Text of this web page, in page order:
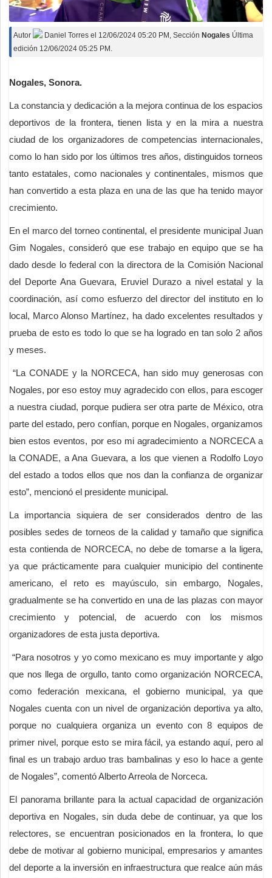
Autor Daniel Torres el 12/06/2024 05:20 PM , Sección Nogales Última
edición 12/06/2024 05:25 PM.
Nogales, Sonora.
La constancia y dedicación a la mejora continua de los espacios
deportivos de la frontera, tienen lista y en la mira a nuestra
ciudad de los organizadores de competencias internacionales,
como lo han sido por los últimos tres años, distinguidos torneos
tanto estatales, como nacionales y continentales, mismos que
han convertido a esta plaza en una de las que ha tenido mayor
crecimiento.
En el marco del torneo continental, el presidente municipal Juan
Gim Nogales, consideró que ese trabajo en equipo que se ha
dado desde lo federal con la directora de la Comisión Nacional
del Deporte Ana Guevara, Eruviel Durazo a nivel estatal y la
coordinación, así como esfuerzo del director del instituto en lo
local, Marco Alonso Martínez, ha dado excelentes resultados y
prueba de esto es todo lo que se ha logrado en tan solo 2 años
y meses.
“La CONADE y la NORCECA, han sido muy generosas con
Nogales, por eso estoy muy agradecido con ellos, para escoger
a nuestra ciudad, porque pudiera ser otra parte de México, otra
parte del estado, pero confían, porque en Nogales, organizamos
bien estos eventos, por eso mi agradecimiento a NORCECA a
la CONADE, a Ana Guevara, a los que vienen a Rodolfo Loyo
del estado a todos ellos que nos dan la confianza de organizar
esto”, mencionó el presidente municipal.
La importancia siquiera de ser considerados dentro de las
posibles sedes de torneos de la calidad y tamaño que significa
esta contienda de NORCECA, no debe de tomarse a la ligera,
ya que prácticamente para cualquier municipio del continente
americano, el reto es mayúsculo, sin embargo, Nogales,
gradualmente se ha convertido en una de las plazas con mayor
crecimiento y potencial, de acuerdo con los mismos
organizadores de esta justa deportiva.
“Para nosotros y yo como mexicano es muy importante y algo
que nos llega de orgullo, tanto como organización NORCECA,
como federación mexicana, el gobierno municipal, ya que
Nogales cuenta con un nivel de organización deportiva ya alto,
porque no cualquiera organiza un evento con 8 equipos de
primer nivel, porque esto se mira fácil, ya estando aquí, pero al
final es un trabajo arduo tras bambalinas y eso lo hace a gente
de Nogales”, comentó Alberto Arreola de Norceca.
El panorama brillante para la actual capacidad de organización
deportiva en Nogales, sin duda debe de continuar, ya que los
relectores, se encuentran posicionados en la frontera, lo que
debe de motivar al gobierno municipal, empresarios y amantes
del deporte a la inversión en infraestructura que realce aún más